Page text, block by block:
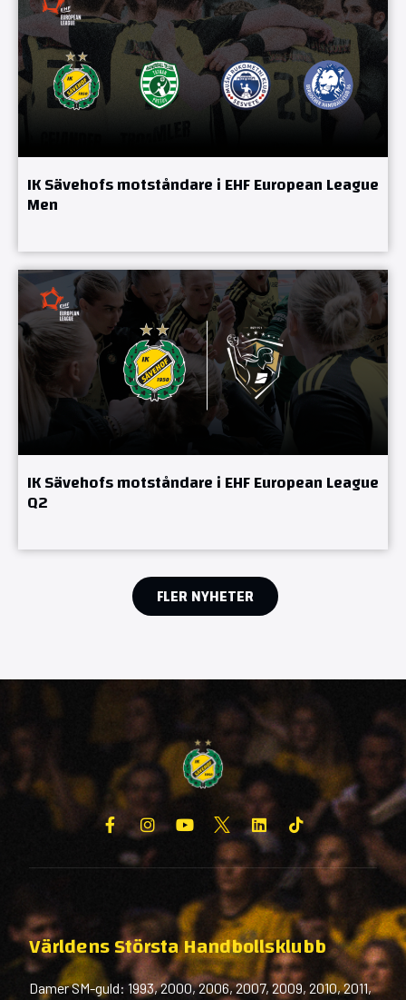
IK Sävehofs motståndare i EHF European League
Men
IK Sävehofs motståndare i EHF European League
Q2
FLER NYHETER
Världens Största Handbollsklubb
Damer SM-guld: 1993, 2000, 2006, 2007, 2009, 2010, 2011,